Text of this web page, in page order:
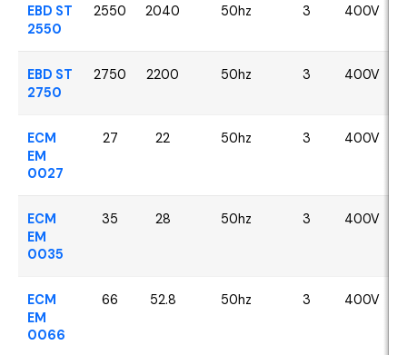
EBD ST
2550
2550 2040 50hz 3 400V
EBD ST
2750
2750 2200 50hz 3 400V
ECM
EM
0027
27 22 50hz 3 400V
ECM
EM
0035
35 28 50hz 3 400V
ECM
EM
0066
66 52.8 50hz 3 400V